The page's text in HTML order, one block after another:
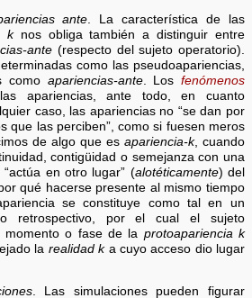
ante . La característica de las
knos obliga también a distinguir entre
ante (respecto del sujeto operatorio).
como las pseudoapariencias,
como apariencias-ante. Los fenómenos
apariencias, ante todo, en cuanto
caso, las apariencias no “se dan por
que las perciben”, como si fuesen meros
de algo que es apariencia-k, cuando
contigüidad o semejanza con una
en otro lugar” (alotéticamente) del
qué hacerse presente al mismo tiempo
se constituye como tal en un
retrospectivo, por el cual el sujeto
momento o fase de la protoapariencia k
la realidad ka cuyo acceso dio lugar
. Las simulaciones pueden figurar